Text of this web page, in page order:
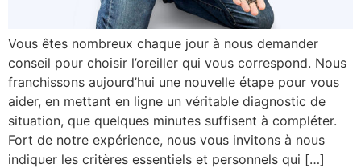
Vous êtes nombreux chaque jour à nous demander
conseil pour choisir l’oreiller qui vous correspond. Nous
franchissons aujourd’hui une nouvelle étape pour vous
aider, en mettant en ligne un véritable diagnostic de
situation, que quelques minutes suffisent à compléter.
Fort de notre expérience, nous vous invitons à nous
indiquer les critères essentiels et personnels qui […]